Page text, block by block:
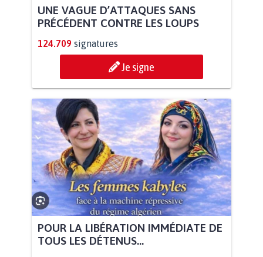
UNE VAGUE D’ATTAQUES SANS
PRÉCÉDENT CONTRE LES LOUPS
124.709 signatures
Je signe
POUR LA LIBÉRATION IMMÉDIATE DE
TOUS LES DÉTENUS...